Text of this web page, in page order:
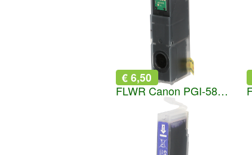
€ 6,50
FLWR Canon PGI-580XXL zwart